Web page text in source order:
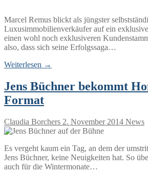
Marcel Remus blickt als jüngster
Luxusimmobilienverkäufer auf ein
einen wohl noch exklusiveren
also, dass sich seine Erfolgssaga…
Weiterlesen →
Jens Büchner bekommt
Format
Claudia Borchers 2. November 2014 News
Es vergeht kaum ein Tag, an dem der
Jens Büchner, keine Neuigkeiten hat. So
auch für die Wintermonate…